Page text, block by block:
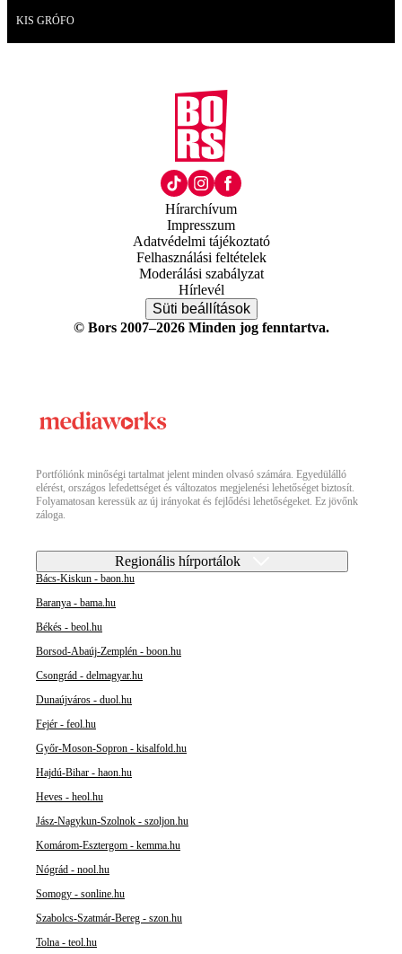
KIS GRÓFO
Hírarchívum
Impresszum
Adatvédelmi tájékoztató
Felhasználási feltételek
Moderálási szabályzat
Hírlevél
Süti beállítások
© Bors 2007–2026 Minden jog fenntartva.
Portfóliónk minőségi tartalmat jelent minden olvasó számára. Egyedülálló
elérést, országos lefedettséget és változatos megjelenési lehetőséget biztosít.
Folyamatosan keressük az új irányokat és fejlődési lehetőségeket. Ez jövőnk
záloga.
Regionális hírportálok
Bács-Kiskun - baon.hu
Baranya - bama.hu
Békés - beol.hu
Borsod-Abaúj-Zemplén - boon.hu
Csongrád - delmagyar.hu
Dunaújváros - duol.hu
Fejér - feol.hu
Győr-Moson-Sopron - kisalfold.hu
Hajdú-Bihar - haon.hu
Heves - heol.hu
Jász-Nagykun-Szolnok - szoljon.hu
Komárom-Esztergom - kemma.hu
Nógrád - nool.hu
Somogy - sonline.hu
Szabolcs-Szatmár-Bereg - szon.hu
Tolna - teol.hu